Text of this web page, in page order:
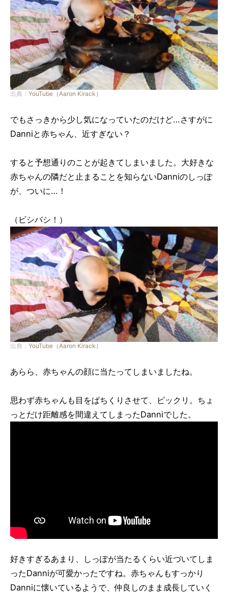
出典： YouTube（Aaron Kirack）
でもさっきから少し気になっていたのだけど…さすがに
Danniと赤ちゃん、近すぎない？
すると予想通りのことが起きてしまいました。大好きな
赤ちゃんの隣だと止まることを知らないDanniのしっぽ
が、ついに…！
（ビシバシ！）
出典： YouTube（Aaron Kirack）
あらら、赤ちゃんの顔に当たってしまいましたね。
思わず赤ちゃんも目をぱちくりさせて、ビックリ。ちょ
っとだけ距離感を間違えてしまったDanniでした。
好きすぎるあまり、しっぽが当たるくらい近づいてしま
ったDanniが可愛かったですね。赤ちゃんもすっかり
Danniに懐いているようで、仲良しのまま成長していく